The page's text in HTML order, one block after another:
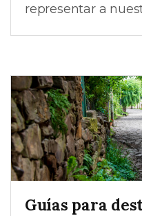
representar a
Guías para